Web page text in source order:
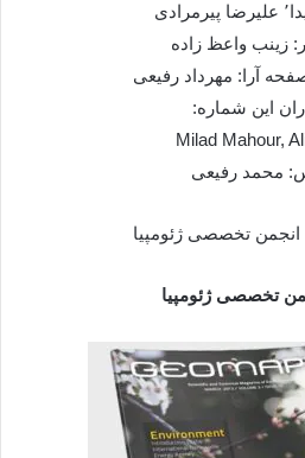
زینب واعظ زاده
آرا: مهرداد رفیعی
این شماره:
Milad Mahour,
محمد رفیعی
انجمن تخصصی ژئومپیا
تخصصی ژئومپیا